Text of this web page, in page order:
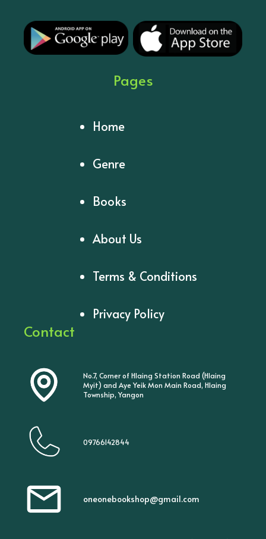
Pages
Home
Genre
Books
About Us
Terms & Conditions
Privacy Policy
Contact
No.7, Corner of Hlaing Station Road (Hlaing
Myit) and Aye Yeik Mon Main Road, Hlaing
Township, Yangon
09766142844
oneonebookshop@gmail.com